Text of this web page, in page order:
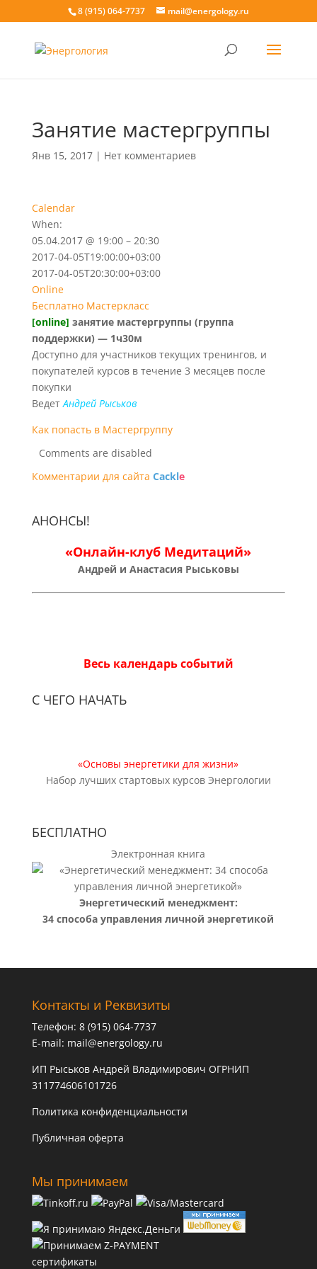
8 (915) 064-7737 mail@energology.ru
Занятие мастергруппы
Янв 15, 2017| Нет комментариев
Calendar
When:
05.04.2017 @ 19:00 – 20:30
2017-04-05T19:00:00+03:00
2017-04-05T20:30:00+03:00
Online
Бесплатно Мастеркласс
[online] занятие мастергруппы (группа
поддержки) — 1ч30м
Доступно для участников текущих тренингов, и
покупателей курсов в течение 3 месяцев после
покупки
ВедетАндрей Рыськов
Как попасть в Мастергруппу
Comments are disabled
Комментарии для сайта Cackle
АНОНСЫ!
«Онлайн-клуб Медитаций»
Андрей и Анастасия Рыськовы
Весь календарь событий
С ЧЕГО НАЧАТЬ
«Основы энергетики для жизни»
Набор лучших стартовых курсов Энергологии
БЕСПЛАТНО
Электронная книга
Энергетический менеджмент:
34 способа управления личной энергетикой
Контакты и Реквизиты
Телефон: 8 (915) 064-7737
E-mail: mail@energology.ru
ИП Рыськов Андрей Владимирович ОГРНИП
311774606101726
Политика конфиденциальности
Публичная оферта
Мы принимаем
сертификаты